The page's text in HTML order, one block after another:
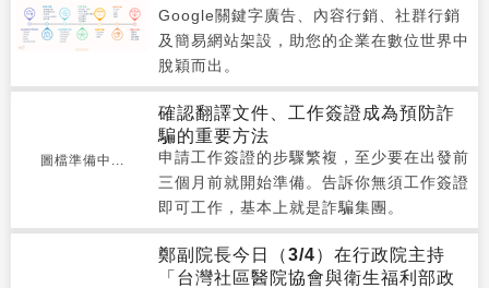
Google關鍵字廣告、內容行銷、社群行銷
及簡易網站架設，助您的企業在數位世界中
脫穎而出。
圖檔準備中...
確認翻譯文件、工作簽證成為預防詐
騙的重要方法
申請工作簽證的步驟繁複，至少要在出發前
三個月前就開始準備。告訴你無須工作簽證
即可工作，基本上就是詐騙集團。
鄭副院長今日（3/4）在行政院主持
「台灣社區醫院協會與衛生福利部政